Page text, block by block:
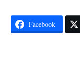
Facebook